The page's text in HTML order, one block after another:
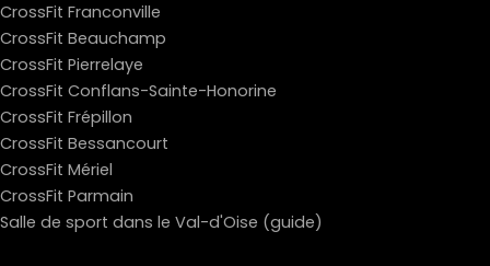
CrossFit Franconville
CrossFit Beauchamp
CrossFit Pierrelaye
CrossFit Conflans-Sainte-Honorine
CrossFit Frépillon
CrossFit Bessancourt
CrossFit Mériel
CrossFit Parmain
Salle de sport dans le Val-d'Oise (guide)